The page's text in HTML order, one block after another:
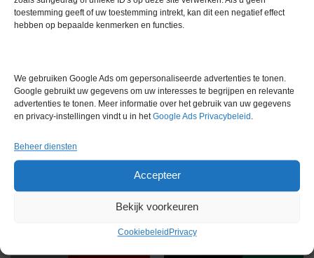
toestemming geeft of uw toestemming intrekt, kan dit een negatief effect
hebben op bepaalde kenmerken en functies.
We gebruiken Google Ads om gepersonaliseerde advertenties te tonen.
Google gebruikt uw gegevens om uw interesses te begrijpen en relevante
advertenties te tonen. Meer informatie over het gebruik van uw gegevens
en privacy-instellingen vindt u in hetGoogle Ads Privacybeleid .
Beheer diensten
Accepteer
Bekijk voorkeuren
Cookiebeleid Privacy
€7.900,00 excl. btw
extra inzet
Multidrive XL 3.5kV Power
Supply
€749,00